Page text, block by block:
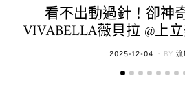
看不出動過針！卻神
VIVABELLA薇貝拉 @上
POSTED
2025-12-04 BY 流